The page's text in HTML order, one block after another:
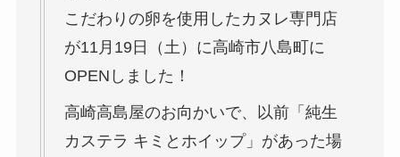
こだわりの卵を使用したカヌレ専門店
が11月19日（土）に高崎市八島町に
OPENしました！
高崎高島屋のお向かいで、以前「純生
カステラ キミとホイップ」があった場